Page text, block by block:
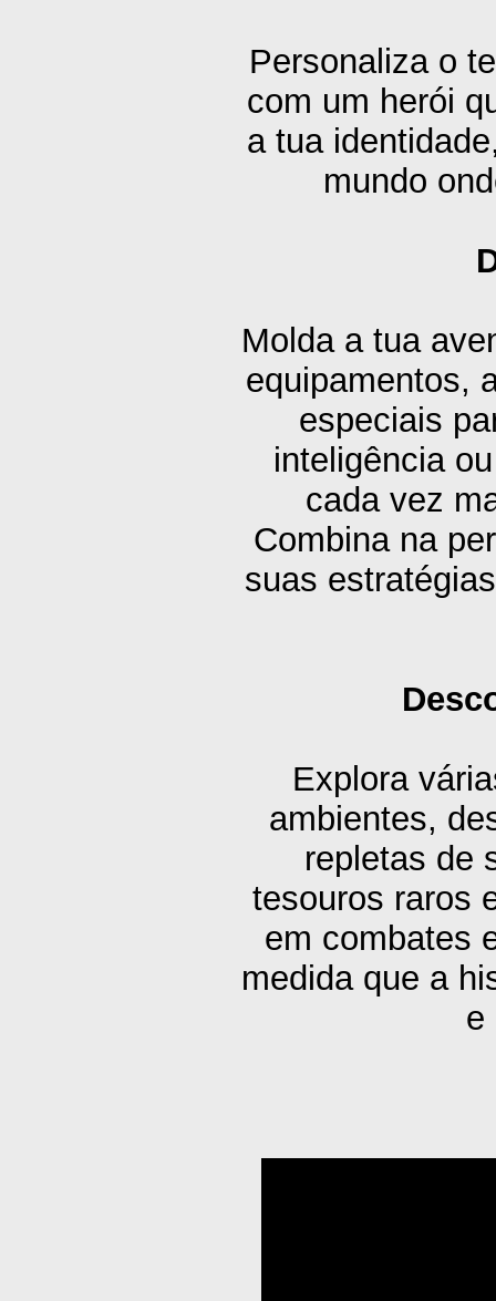
Personaliza o
com um herói
a tua
mundo
Molda a tua
equipamentos,
especiais
inteligência
cada vez
Combina na
suas
Explora
ambientes,
repletas de
tesouros raros
em combates
medida que a
e